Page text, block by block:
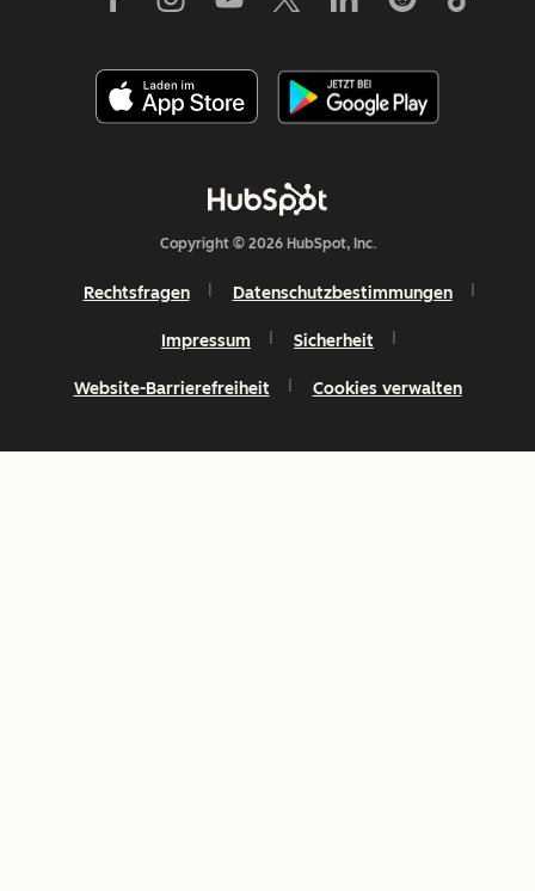
Copyright © 2026 HubSpot, Inc.
Rechtsfragen Datenschutzbestimmungen
Impressum Sicherheit
Website-Barrierefreiheit Cookies verwalten